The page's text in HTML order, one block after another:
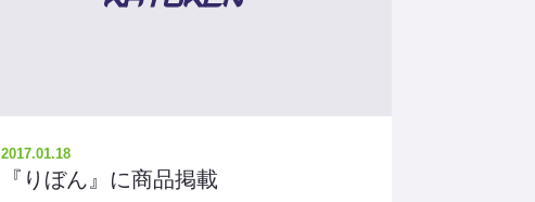
2017.01.18
『りぼん』に商品掲載